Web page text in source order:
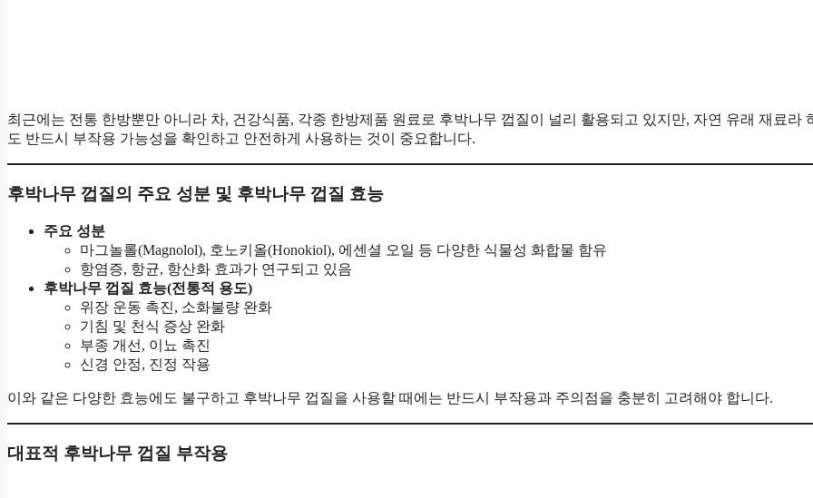
최근에는 전통 한방뿐만 아니라 차, 건강식품, 각종 한방제품 원료로 후박나무 껍질이 널리 활용되고 있지만, 자연 유래 재료라
도 반드시 부작용 가능성을 확인하고 안전하게 사용하는 것이 중요합니다.
후박나무 껍질의 주요 성분 및 후박나무 껍질 효능
주요 성분
마그놀롤(Magnolol), 호노키올(Honokiol), 에센셜 오일 등 다양한 식물성 화합물 함유
항염증, 항균, 항산화 효과가 연구되고 있음
후박나무 껍질 효능(전통적 용도)
위장 운동 촉진, 소화불량 완화
기침 및 천식 증상 완화
부종 개선, 이뇨 촉진
신경 안정, 진정 작용
이와 같은 다양한 효능에도 불구하고 후박나무 껍질을 사용할 때에는 반드시 부작용과 주의점을 충분히 고려해야 합니다.
대표적 후박나무 껍질 부작용